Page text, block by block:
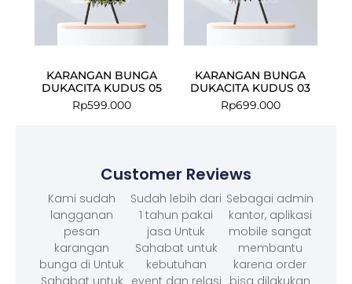
KARANGAN BUNGA
DUKACITA KUDUS 05
Rp599.000
KARANGAN BUNGA
DUKACITA KUDUS 03
Rp699.000
Customer Reviews
Kami sudah
langganan
pesan
karangan
bunga di Untuk
Sahabat untuk
Sudah lebih dari
1 tahun pakai
jasa Untuk
Sahabat untuk
kebutuhan
event dan relasi
Sebagai admin
kantor, aplikasi
mobile sangat
membantu
karena order
bisa dilakukan